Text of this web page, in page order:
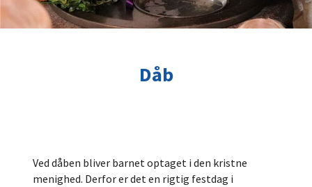
Dåb
Ved dåben bliver barnet optaget i den kristne
menighed. Derfor er det en rigtig festdag i